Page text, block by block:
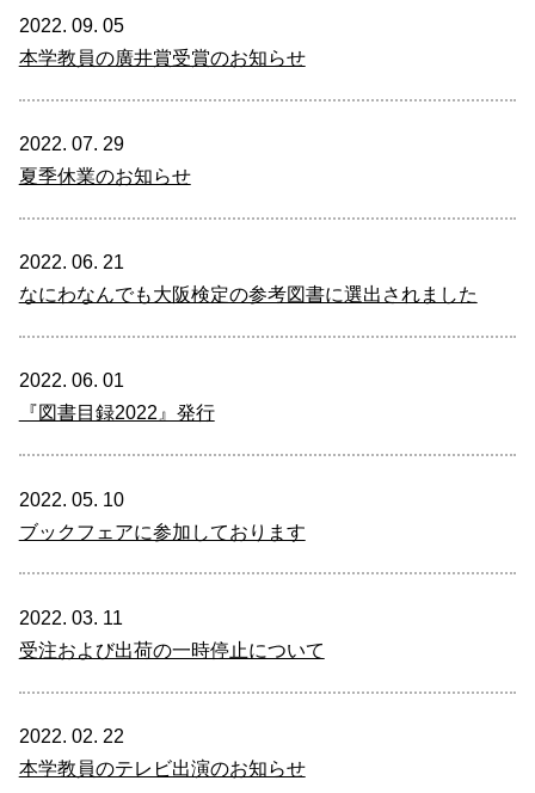
2022. 09. 05
本学教員の廣井賞受賞のお知らせ
2022. 07. 29
夏季休業のお知らせ
2022. 06. 21
なにわなんでも大阪検定の参考図書に選出されました
2022. 06. 01
『図書目録2022』発行
2022. 05. 10
ブックフェアに参加しております
2022. 03. 11
受注および出荷の一時停止について
2022. 02. 22
本学教員のテレビ出演のお知らせ